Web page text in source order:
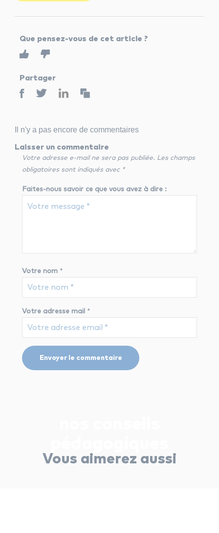
Que pensez-vous de cet article ?
Partager
Il n'y a pas encore de commentaires
Laisser un commentaire
Votre adresse e-mail ne sera pas publiée. Les champs
obligatoires sont indiqués avec *
Faites-nous savoir ce que vous avez à dire :
Votre nom *
Votre adresse mail *
Vous aimerez aussi